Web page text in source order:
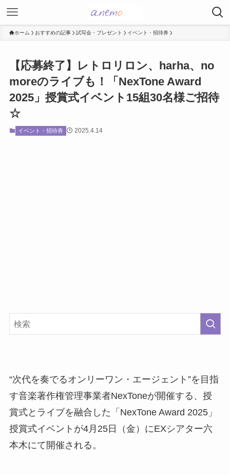
ホーム おすすめの記事 試写会・プレゼント イベント・招待券
【応募終了】レトロリロン、harha、no
moreのライブも！「NexTone Award
2025」授賞式イベント15組30名様ご招待
☆
イベント・招待券 2025.4.14
“次代を奏でるオンリーワン・エージェント”を目指
す音楽著作権管理事業者NexToneが開催する、授
賞式とライブを融合した「NexTone Award 2025」
授賞式イベントが4月25日（金）にEXシアター六
本木にて開催される。